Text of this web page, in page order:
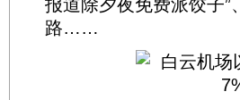
报道除夕夜免费派饺子
路……